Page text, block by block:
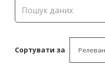
Сортувати за